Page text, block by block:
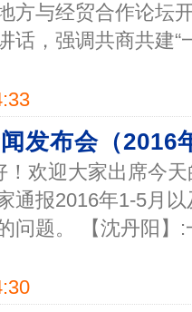
方与经贸合作论坛
话，强调共商共建“
发布会（2016
！欢迎大家出席今
通报2016年1-5月
问题。 【沈丹阳】